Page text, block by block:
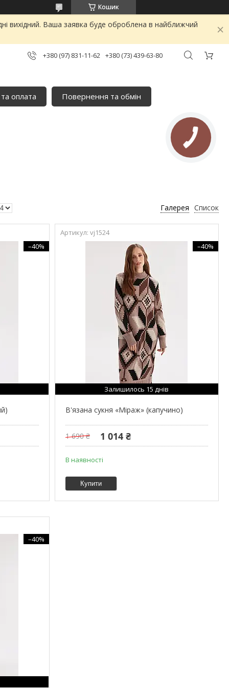
Кошик
вихідний. Ваша заявка буде оброблена в найближчий
+380 (97) 831-11-62 +380 (73) 439-63-80
оплата
Повернення та обмін
Галерея Список
–40%
vj1524
–40%
Залишилось 15 днів
В'язана сукня «Міраж» (капучино)
1 690 ₴ 1 014 ₴
В наявності
Купити
–40%